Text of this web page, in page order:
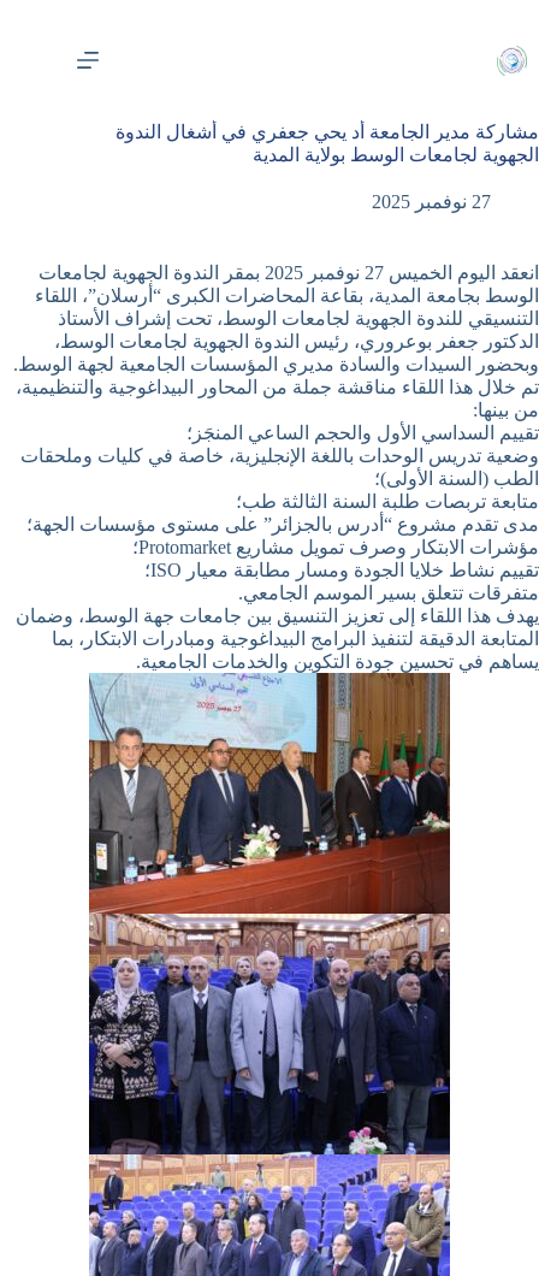
المحتوى
مشاركة مدير الجامعة أد يحي جعفري في أشغال الندوة
الجهوية لجامعات الوسط بولاية المدية
27 نوفمبر 2025
انعقد اليوم الخميس 27 نوفمبر 2025 بمقر الندوة الجهوية لجامعات
الوسط بجامعة المدية، بقاعة المحاضرات الكبرى “أرسلان”، اللقاء
التنسيقي للندوة الجهوية لجامعات الوسط، تحت إشراف الأستاذ
الدكتور جعفر بوعروري، رئيس الندوة الجهوية لجامعات الوسط،
وبحضور السيدات والسادة مديري المؤسسات الجامعية لجهة الوسط.
تم خلال هذا اللقاء مناقشة جملة من المحاور البيداغوجية والتنظيمية،
من بينها:
تقييم السداسي الأول والحجم الساعي المنجَز؛
وضعية تدريس الوحدات باللغة الإنجليزية، خاصة في كليات وملحقات
الطب (السنة الأولى)؛
متابعة تربصات طلبة السنة الثالثة طب؛
مدى تقدم مشروع “أدرس بالجزائر” على مستوى مؤسسات الجهة؛
مؤشرات الابتكار وصرف تمويل مشاريع Protomarket؛
تقييم نشاط خلايا الجودة ومسار مطابقة معيار ISO؛
متفرقات تتعلق بسير الموسم الجامعي.
يهدف هذا اللقاء إلى تعزيز التنسيق بين جامعات جهة الوسط، وضمان
المتابعة الدقيقة لتنفيذ البرامج البيداغوجية ومبادرات الابتكار، بما
يساهم في تحسين جودة التكوين والخدمات الجامعية.